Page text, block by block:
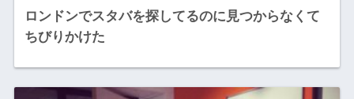
ロンドンでスタバを探してるのに見つからなくて
ちびりかけた